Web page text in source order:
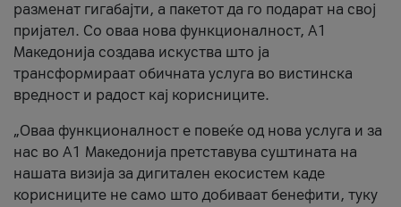
разменат гигабајти, а пакетот да го подарат на свој
пријател. Со оваа нова функционалност, А1
Македонија создава искуства што ја
трансформираат обичната услуга во вистинска
вредност и радост кај корисниците.
„Оваа функционалност е повеќе од нова услуга и за
нас во А1 Македонија претставува суштината на
нашата визија за дигитален екосистем каде
корисниците не само што добиваат бенефити, туку